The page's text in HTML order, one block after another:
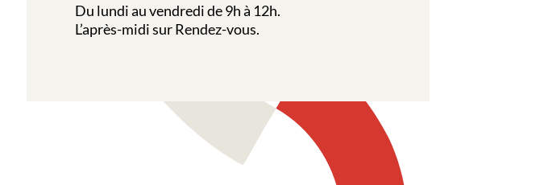
Du lundi au vendredi de 9h à 12h.
L’après-midi sur Rendez-vous.